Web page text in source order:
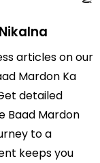
articles on our
Mardon Ka
detailed
Baad Mardon
to a
keeps you